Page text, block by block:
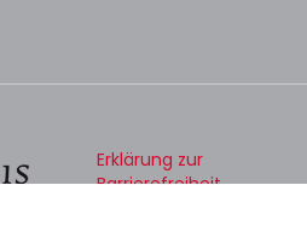
Erklärung zur
Barrierefreiheit